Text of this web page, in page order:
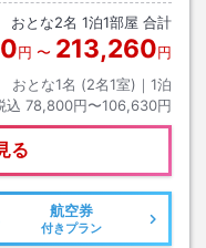
おとな2名 1泊1部屋 合計
円 〜 213,260円
おとな1名 (2名1室)｜ 1泊
込 78,800円〜106,630円
る
航空券
付きプラン